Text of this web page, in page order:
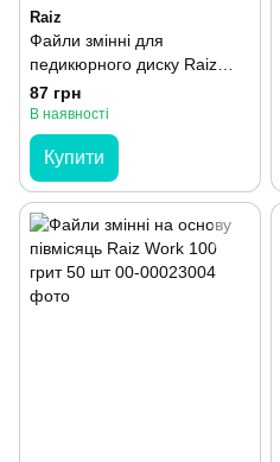
Raiz
Файли змінні для
педикюрного диску Raiz
Work Size 25 мм 180 грит
50 шт
87 грн
В наявності
Купити